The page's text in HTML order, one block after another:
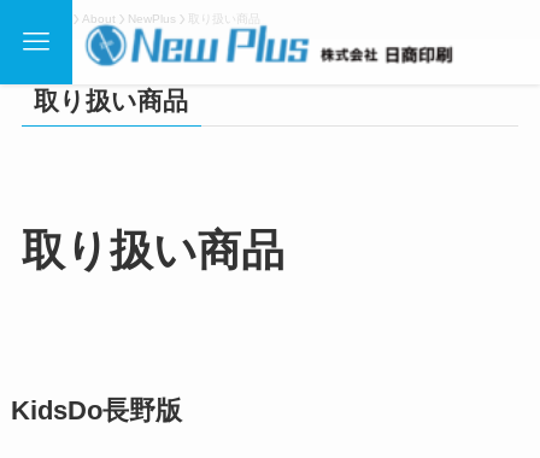
About NewPlus 取り扱い商品
取り扱い商品
取り扱い商品
KidsDo長野版